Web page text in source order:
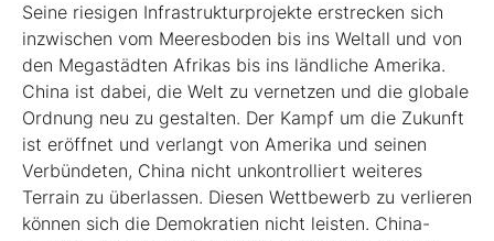
Seine riesigen Infrastrukturprojekte erstrecken sich
inzwischen vom Meeresboden bis ins Weltall und von
den Megastädten Afrikas bis ins ländliche Amerika.
China ist dabei, die Welt zu vernetzen und die globale
Ordnung neu zu gestalten. Der Kampf um die Zukunft
ist eröffnet und verlangt von Amerika und seinen
Verbündeten, China nicht unkontrolliert weiteres
Terrain zu überlassen. Diesen Wettbewerb zu verlieren
können sich die Demokratien nicht leisten. China-